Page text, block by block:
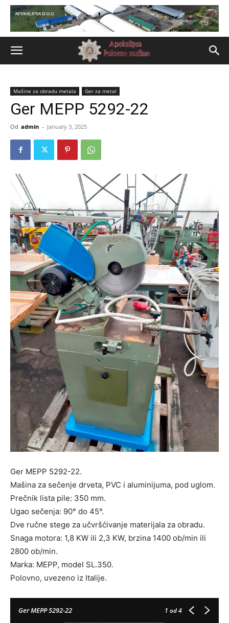
Mašine za obradu metala Ger za metal
Ger MEPP 5292-22
Od admin - January 3, 2025
Ger MEPP 5292-22.
Mašina za sečenje drveta, PVC i aluminijuma, pod uglom.
Prečnik lista pile: 350 mm.
Ugao sečenja: 90° do 45°.
Dve ručne stege za učvršćivanje materijala za obradu.
Snaga motora: 1,8 KW ili 2,3 KW, brzina 1400 ob/min ili
2800 ob/min.
Marka: MEPP, model SL.350.
Polovno, uvezeno iz Italije.
Ger MEPP 5292-22 1 od 4